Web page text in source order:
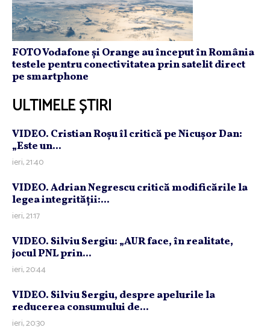
FOTO Vodafone și Orange au început în România
testele pentru conectivitatea prin satelit direct
pe smartphone
ULTIMELE ȘTIRI
VIDEO. Cristian Roşu îl critică pe Nicuşor Dan:
„Este un...
ieri, 21:40
VIDEO. Adrian Negrescu critică modificările la
legea integrităţii:...
ieri, 21:17
VIDEO. Silviu Sergiu: „AUR face, în realitate,
jocul PNL prin...
ieri, 20:44
VIDEO. Silviu Sergiu, despre apelurile la
reducerea consumului de...
ieri, 20:30